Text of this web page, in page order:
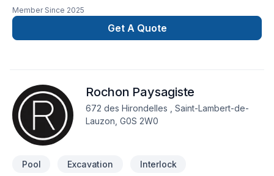
Member Since 2025
Get A Quote
Rochon Paysagiste
672 des Hirondelles , Saint-Lambert-de-
Lauzon, G0S 2W0
Pool Excavation Interlock